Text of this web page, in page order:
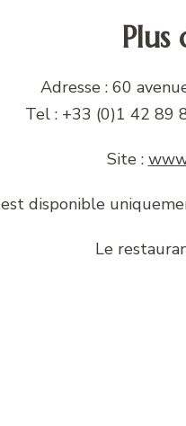
Plus
Adresse : 60
Tel : +33 (0)1 42 89
Site :
disponible
Le